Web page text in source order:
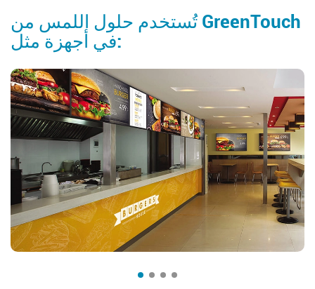
تُستخدم حلول اللمس من GreenTouch
في أجهزة مثل: